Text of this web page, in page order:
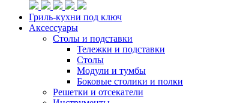
Гриль-кухни под ключ
Аксессуары
Столы и подставки
Тележки и подставки
Столы
Модули и тумбы
Боковые столики и полки
Решетки и отсекатели